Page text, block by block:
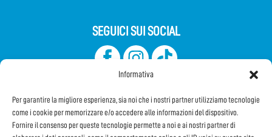
Informativa
Per garantire la migliore esperienza, sia noi che i nostri partner utilizziamo tecnologie
come i cookie per memorizzare e/o accedere alle informazioni del dispositivo.
Fornire il consenso per queste tecnologie permette a noi e ai nostri partner di
SEGUICI SUI SOCIAL